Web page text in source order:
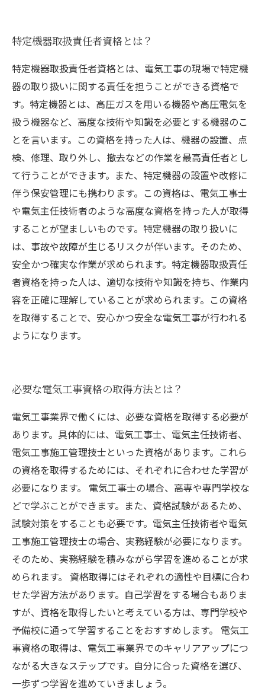
特定機器取扱責任者資格とは？
特定機器取扱責任者資格とは、電気工事の現場で特定機
器の取り扱いに関する責任を担うことができる資格で
す。特定機器とは、高圧ガスを用いる機器や高圧電気を
扱う機器など、高度な技術や知識を必要とする機器のこ
とを言います。この資格を持った人は、機器の設置、点
検、修理、取り外し、撤去などの作業を最高責任者とし
て行うことができます。また、特定機器の設置や改修に
伴う保安管理にも携わります。この資格は、電気工事士
や電気主任技術者のような高度な資格を持った人が取得
することが望ましいものです。特定機器の取り扱いに
は、事故や故障が生じるリスクが伴います。そのため、
安全かつ確実な作業が求められます。特定機器取扱責任
者資格を持った人は、適切な技術や知識を持ち、作業内
容を正確に理解していることが求められます。この資格
を取得することで、安心かつ安全な電気工事が行われる
ようになります。
必要な電気工事資格の取得方法とは？
電気工事業界で働くには、必要な資格を取得する必要が
あります。具体的には、電気工事士、電気主任技術者、
電気工事施工管理技士といった資格があります。これら
の資格を取得するためには、それぞれに合わせた学習が
必要になります。 電気工事士の場合、高専や専門学校な
どで学ぶことができます。また、資格試験があるため、
試験対策をすることも必要です。電気主任技術者や電気
工事施工管理技士の場合、実務経験が必要になります。
そのため、実務経験を積みながら学習を進めることが求
められます。 資格取得にはそれぞれの適性や目標に合わ
せた学習方法があります。自己学習をする場合もありま
すが、資格を取得したいと考えている方は、専門学校や
予備校に通って学習することをおすすめします。 電気工
事資格の取得は、電気工事業界でのキャリアアップにつ
ながる大きなステップです。自分に合った資格を選び、
一歩ずつ学習を進めていきましょう。